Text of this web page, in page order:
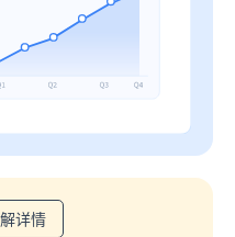
详情